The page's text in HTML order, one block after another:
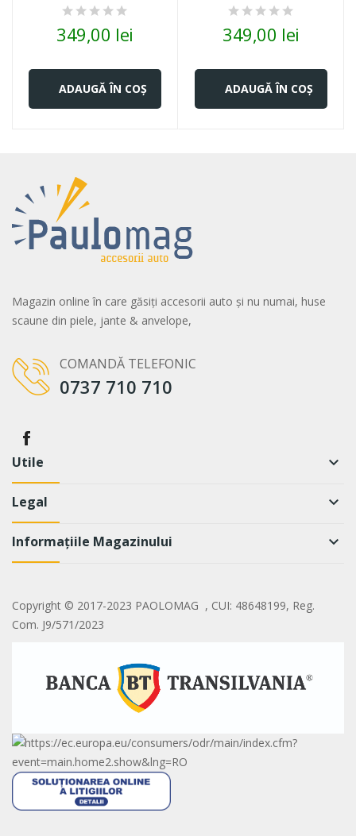
349,00 lei
ADAUGĂ ÎN COȘ
349,00 lei
ADAUGĂ ÎN COȘ
Magazin online în care găsiți accesorii auto și nu numai, huse
scaune din piele, jante & anvelope,
COMANDĂ TELEFONIC
0737 710 710
Utile keyboard_arrow_down
Legal keyboard_arrow_down
Informațiile Magazinului keyboard_arrow_down
Copyright © 2017-2023 PAOLOMAG , CUI: 48648199, Reg.
Com. J9/571/2023